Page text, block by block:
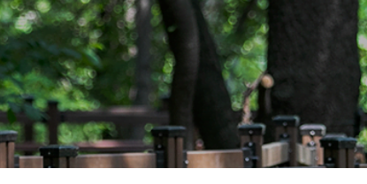
- 기술사업화센터 창업상담
- 창업지원단 창업상담